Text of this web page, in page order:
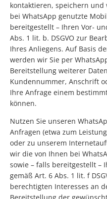
kontaktieren, speichern
bei WhatsApp genutzte
bereitgestellt – Ihren Vor-
Abs. 1 lit. b. DSGVO zur
Ihres Anliegens. Auf Basis
werden wir Sie per
Bereitstellung weiterer
Kundennummer, Anschrift
Ihre Anfrage einem
können.
Nutzen Sie unseren
Anfragen (etwa zum
oder zu unserem
wir die von Ihnen bei
sowie – falls bereitgestellt –
gemäß Art. 6 Abs. 1 lit. f
berechtigten Interesses an